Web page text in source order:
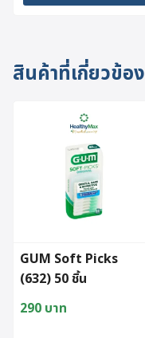
สินค้าที่เกี่ยวข้อง
GUM Soft Picks
(632) 50 ชิ้น
290 บาท